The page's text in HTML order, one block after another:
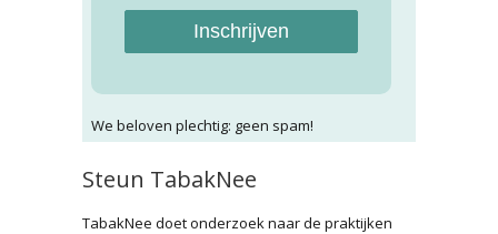
Inschrijven
We beloven plechtig: geen spam!
Steun TabakNee
TabakNee doet onderzoek naar de praktijken